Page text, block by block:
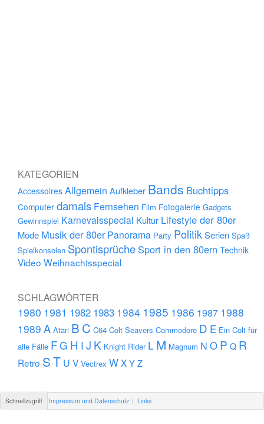
KATEGORIEN
Accessoires Allgemein Aufkleber Bands Buchtipps
Computer damals Fernsehen Film Fotogalerie Gadgets
Gewinnspiel Karnevalsspecial Kultur Lifestyle der 80er
Mode Musik der 80er Panorama Party PolitikSerien Spaß
Spielkonsolen Spontisprüche Sport in den 80ern Technik
Video Weihnachtsspecial
SCHLAGWÖRTER
1980 1981 1982 1983 1984 1985 1986 1987 1988
1989 A Atari B C C64 Colt Seavers Commodore D E Ein Colt für
alle Fälle FG H I J K Knight Rider L M Magnum N O P Q R
Retro ST U V Vectrex WXYZ
Schnellzugriff Impressum und Datenschutz Links